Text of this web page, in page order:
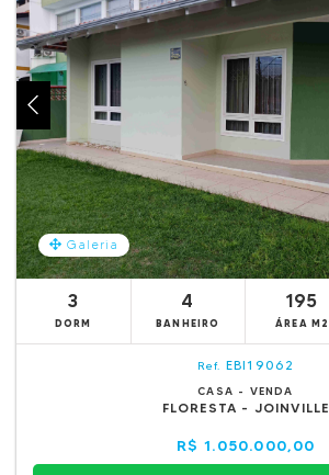
Galeria
3
DORM
4
BANHEIRO
195
ÁREA M2
Ref. EBI19062
CASA - VENDA
FLORESTA - JOINVILLE
R$ 1.050.000,00